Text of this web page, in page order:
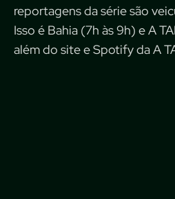
reportagens da série são
Isso é Bahia (7h às 9h) e A
além do site eSpotifydaA